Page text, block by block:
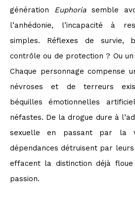
génération Euphoria semble
l’anhédonie, l’incapacité à
simples. Réflexes de survie,
contrôle ou de protection ? Ou
Chaque personnage compense
névroses et de terreurs
béquilles émotionnelles
néfastes. De la drogue dure à
sexuelle en passant par la
dépendances détruisent par
effacent la distinction déjà
passion.